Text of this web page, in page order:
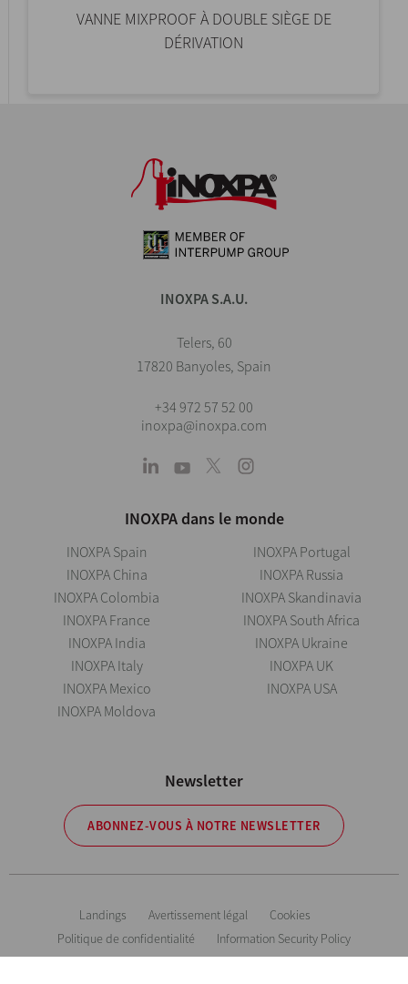
VANNE MIXPROOF À DOUBLE SIÈGE DE
DÉRIVATION
INOXPA S.A.U.
Telers, 60
17820 Banyoles, Spain
+34 972 57 52 00
inoxpa@inoxpa.com
INOXPA dans le monde
INOXPA Spain
INOXPA China
INOXPA Colombia
INOXPA France
INOXPA India
INOXPA Italy
INOXPA Mexico
INOXPA Moldova
INOXPA Portugal
INOXPA Russia
INOXPA Skandinavia
INOXPA South Africa
INOXPA Ukraine
INOXPA UK
INOXPA USA
Newsletter
ABONNEZ-VOUS À NOTRE NEWSLETTER
Landings Avertissement légal
Cookies
Politique de confidentialité
Information Security Policy